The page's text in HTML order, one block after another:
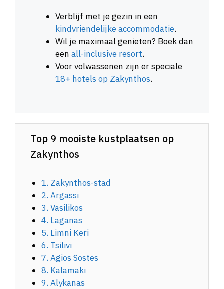
Verblijf met je gezin in een
kindvriendelijke accommodatie.
Wil je maximaal genieten? Boek dan
een all-inclusive resort.
Voor volwassenen zijn er speciale
18+ hotels op Zakynthos.
Top 9 mooiste kustplaatsen op
Zakynthos
1. Zakynthos-stad
2. Argassi
3. Vasilikos
4. Laganas
5. Limni Keri
6. Tsilivi
7. Agios Sostes
8. Kalamaki
9. Alykanas